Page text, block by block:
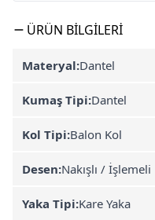
ÜRÜN BILGILERI
Materyal:Dantel
Kumaş Tipi:Dantel
Kol Tipi:Balon Kol
Desen:Nakışlı / İşlemeli
Yaka Tipi:Kare Yaka